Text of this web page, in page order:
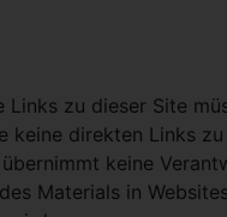
zu dieser Site
direkten Links zu
keine
Materials in